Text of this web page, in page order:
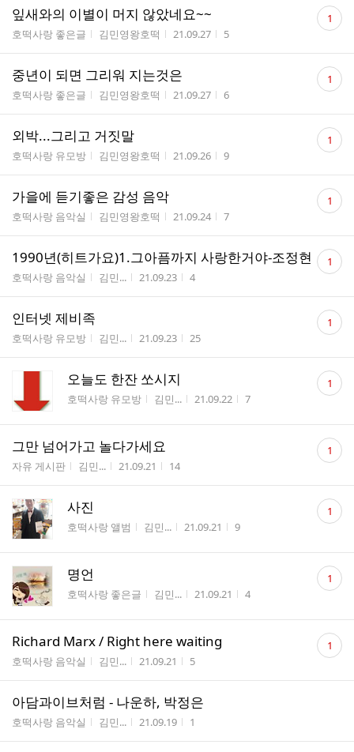
잎새와의 이별이 머지 않았네요~~
게시판명
호떡사랑 좋은글 작성자
김민영왕호떡 작성시간
21.09.27 조회수
5
댓
글 1
중년이 되면 그리워 지는것은
게시판명
호떡사랑 좋은글 작성자
김민영왕호떡 작성시간
21.09.27 조회수
6
댓
글 1
외박...그리고 거짓말
게시판명
호떡사랑 유모방 작성자
김민영왕호떡 작성시간
21.09.26 조회수
9
댓
글 1
가을에 듣기좋은 감성 음악
게시판명
호떡사랑 음악실 작성자
김민영왕호떡 작성시간
21.09.24 조회수
7
댓
글 1
1990년(히트가요)1.그아픔까지 사랑한거야-조정현
게시판명
호떡사랑 음악실 작성자
김민... 작성시간
21.09.23 조회수
4
댓
글 1
인터넷 제비족
게시판명
호떡사랑 유모방 작성자
김민... 작성시간
21.09.23 조회수
25
댓
글 1
오늘도 한잔 쏘시지
게시판명
호떡사랑 유모방 작성자
김민... 작성시간
21.09.22 조회수
7
댓
글 1
그만 넘어가고 놀다가세요
게시판명
자유 게시판 작성자
김민... 작성시간
21.09.21 조회수
14
댓
글 1
사진
게시판명
호떡사랑 앨범 작성자
김민... 작성시간
21.09.21 조회수
9
댓
글 1
명언
게시판명
호떡사랑 좋은글 작성자
김민... 작성시간
21.09.21 조회수
4
댓
글 1
Richard Marx / Right here waiting
게시판명
호떡사랑 음악실 작성자
김민... 작성시간
21.09.21 조회수
5
댓
글 1
아담과이브처럼 - 나운하, 박정은
게시판명
호떡사랑 음악실 작성자
김민... 작성시간
21.09.19 조회수
1